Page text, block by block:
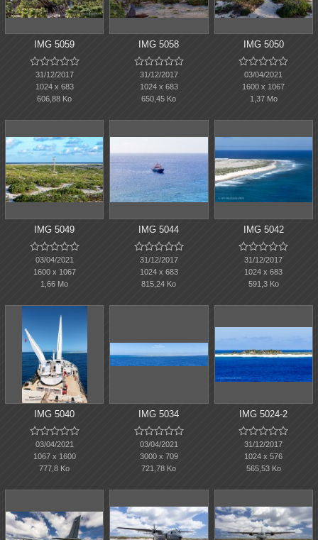
IMG 5059

31/12/2017
1024 x 683
606,88 Ko
IMG 5058

31/12/2017
1024 x 683
650,45 Ko
IMG 5050

03/04/2021
1600 x 1067
1,37 Mo
IMG 5049

03/04/2021
1600 x 1067
1,66 Mo
IMG 5044

31/12/2017
1024 x 683
815,24 Ko
IMG 5042

31/12/2017
1024 x 683
591,3 Ko
IMG 5040

03/04/2021
1067 x 1600
777,8 Ko
IMG 5034

03/04/2021
3000 x 709
721,78 Ko
IMG 5024-2

31/12/2017
1024 x 576
565,53 Ko